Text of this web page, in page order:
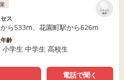
リストに
保存
ス
ら533m、花園町駅から626m
齢
小学生 中学生 高校生
電話で聞く